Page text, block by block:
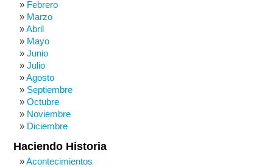
Febrero
Marzo
Abril
Mayo
Junio
Julio
Agosto
Septiembre
Octubre
Noviembre
Diciembre
Haciendo Historia
Acontecimientos